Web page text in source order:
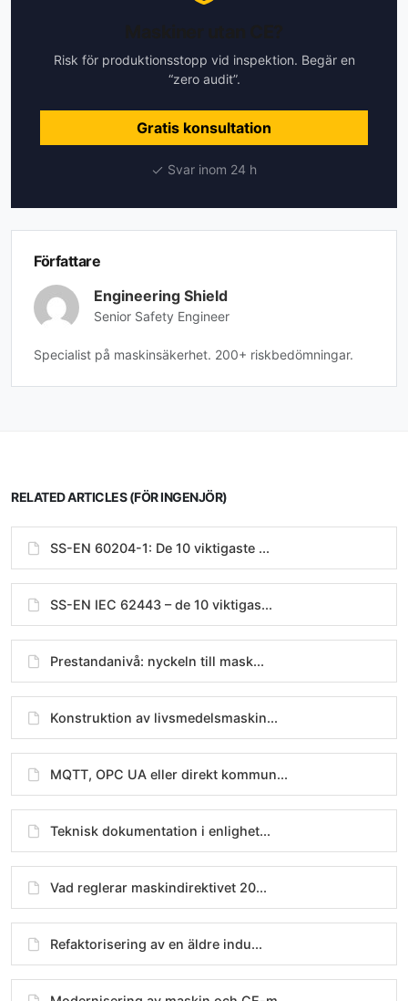
Risk för produktionsstopp vid inspektion. Begär en
“zero audit”.
Gratis konsultation
Svar inom 24 h
Författare
Engineering Shield
Senior Safety Engineer
Specialist på maskinsäkerhet. 200+ riskbedömningar.
RELATED ARTICLES (FÖR INGENJÖR)
SS-EN 60204-1: De 10 viktigaste ...
SS-EN IEC 62443 – de 10 viktigas...
Prestandanivå: nyckeln till mask...
Konstruktion av livsmedelsmaskin...
MQTT, OPC UA eller direkt kommun...
Teknisk dokumentation i enlighet...
Vad reglerar maskindirektivet 20...
Refaktorisering av en äldre indu...